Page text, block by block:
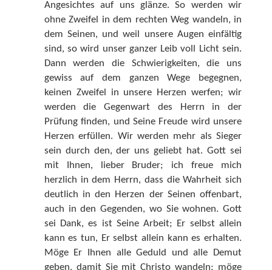
Angesichtes auf uns glänze. So werden wir
ohne Zweifel in dem rechten Weg wandeln, in
dem Seinen, und weil unsere Augen einfältig
sind, so wird unser ganzer Leib voll Licht sein.
Dann werden die Schwierigkeiten, die uns
gewiss auf dem ganzen Wege begegnen,
keinen Zweifel in unsere Herzen werfen; wir
werden die Gegenwart des Herrn in der
Prüfung finden, und Seine Freude wird unsere
Herzen erfüllen. Wir werden mehr als Sieger
sein durch den, der uns geliebt hat. Gott sei
mit Ihnen, lieber Bruder; ich freue mich
herzlich in dem Herrn, dass die Wahrheit sich
deutlich in den Herzen der Seinen offenbart,
auch in den Gegenden, wo Sie wohnen. Gott
sei Dank, es ist Seine Arbeit; Er selbst allein
kann es tun, Er selbst allein kann es erhalten.
Möge Er Ihnen alle Geduld und alle Demut
geben, damit Sie mit Christo wandeln; möge